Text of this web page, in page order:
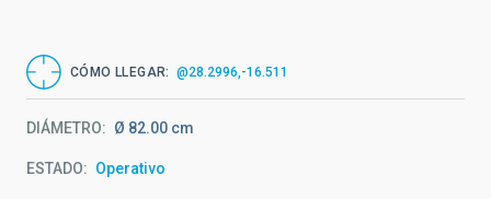
CÓMO LLEGAR @28.2996,-16.511
DIÁMETRO Ø 82.00 cm
ESTADO Operativo